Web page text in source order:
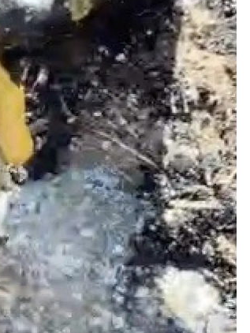
Kırklareli
Kırşehir
Kocaeli
Konya
Kütahya
Malatya
Manisa
Kahramanmaraş
Mardin
Muğla